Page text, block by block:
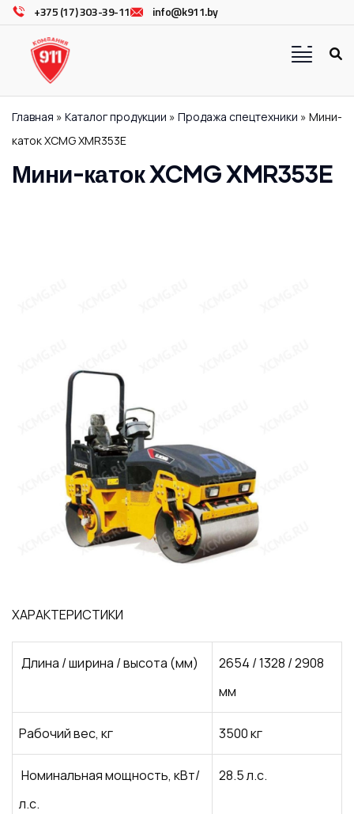
+375 (17) 303-39-11 info@k911.by
Главная » Каталог продукции » Продажа спецтехники » Мини-
каток XCMG XMR353E
Мини-каток XCMG XMR353E
ХАРАКТЕРИСТИКИ
Длина / ширина / высота (мм)
2654 / 1328 / 2908
мм
Рабочий вес, кг 3500 кг
Номинальная мощность, кВт/
л.с.
28.5 л.с.